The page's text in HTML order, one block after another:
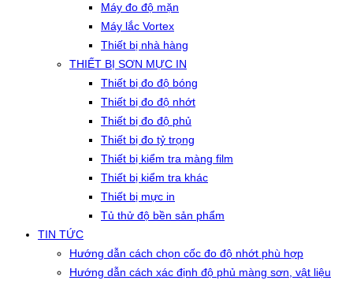
Máy đo độ mặn
Máy lắc Vortex
Thiết bị nhà hàng
THIẾT BỊ SƠN MỰC IN
Thiết bị đo độ bóng
Thiết bị đo độ nhớt
Thiết bị đo độ phủ
Thiết bị đo tỷ trọng
Thiết bị kiểm tra màng film
Thiết bị kiểm tra khác
Thiết bị mực in
Tủ thử độ bền sản phẩm
TIN TỨC
Hướng dẫn cách chọn cốc đo độ nhớt phù hợp
Hướng dẫn cách xác định độ phủ màng sơn, vật liệu